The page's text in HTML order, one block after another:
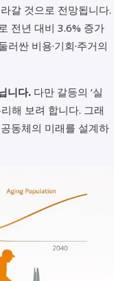
갈 것으로 전망됩니다.
전년 대비 3.6% 증가
싼 비용·기회·주거의
니다. 다만 갈등의 ‘실
해 보려 합니다. 그래
동체의 미래를 설계하